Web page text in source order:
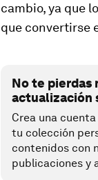
cambio, ya que
que convertirse
No te pierdas
actualización
Crea una
tu colección
contenidos con
publicaciones y